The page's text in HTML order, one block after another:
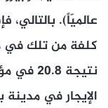
كلفة من تلك في
نتيجة
الإيجار في